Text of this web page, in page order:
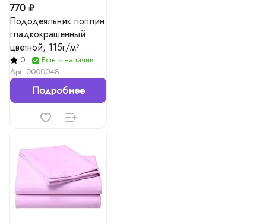
770 ₽
Пододеяльник поплин
гладкокрашенный
цветной, 115г/м²
0
Есть в наличии
Арт. 0000048
Подробнее